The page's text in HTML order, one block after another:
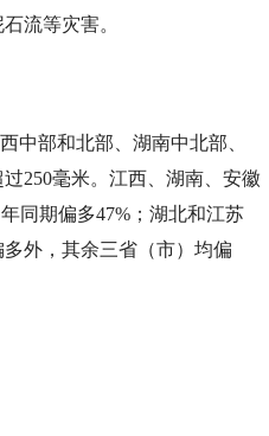
流等灾害。
中部和北部、湖南中北部、
250毫米。江西、湖南、安徽
同期偏多47%；湖北和江苏
外，其余三省（市）均偏